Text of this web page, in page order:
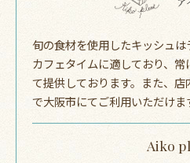
旬の食材を使用したキッシュ
カフェタイムに適しており、
て提供しております。また、
で大阪市にてご利用いただけま
Aiko